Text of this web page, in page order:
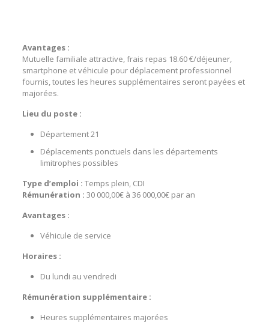
Avantages :
Mutuelle familiale attractive, frais repas 18.60 €/déjeuner,
smartphone et véhicule pour déplacement professionnel
fournis, toutes les heures supplémentaires seront payées et
majorées.
Lieu du poste :
Département 21
Déplacements ponctuels dans les départements
limitrophes possibles
Type d’emploi : Temps plein, CDI
Rémunération : 30 000,00€ à 36 000,00€ par an
Avantages :
Véhicule de service
Horaires :
Du lundi au vendredi
Rémunération supplémentaire :
Heures supplémentaires majorées